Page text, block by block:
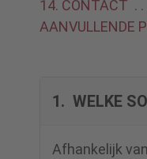
14. CONTACT
AANVULLENDE
1. WELKE
Afhankelijk